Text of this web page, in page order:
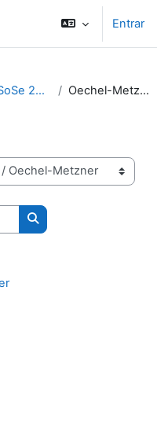
Entrar
SoSe 2026 Oechel-Metzner
Pesquisar disciplinas